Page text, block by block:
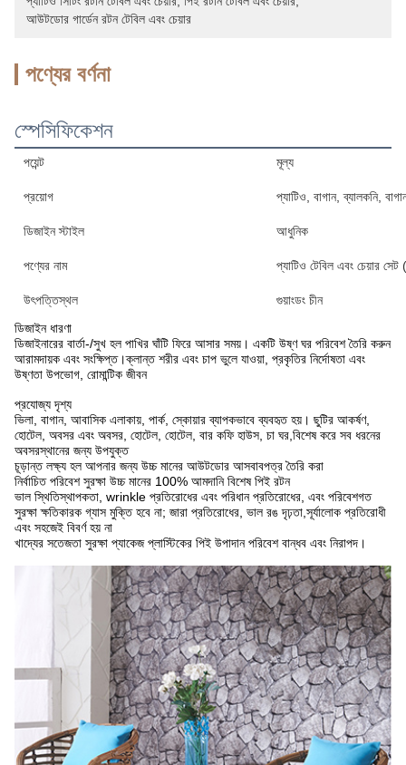
আউটডোর গার্ডেন রটন টেবিল এবং চেয়ার
পণ্যের বর্ণনা
স্পেসিফিকেশন
পয়েন্ট মূল্য
প্রয়োগ প্যাটিও, বাগান, ব্যালকনি,
ডিজাইন স্টাইল আধুনিক
পণ্যের নাম প্যাটিও টেবিল এবং চেয়ার
উৎপত্তিস্থল
গুয়াংডং চীন
ডিজাইন ধারণা
ডিজাইনারের বার্তা-/সুখ হল পাখির ঘাঁটি ফিরে আসার সময়। একটি উষ্ণ ঘর পরিবেশ তৈরি করুন
আরামদায়ক এবং সংক্ষিপ্ত।ক্লান্ত শরীর এবং চাপ ভুলে যাওয়া, প্রকৃতির নির্দোষতা এবং
উষ্ণতা উপভোগ, রোমান্টিক জীবন
প্রযোজ্য দৃশ্য
ভিলা, বাগান, আবাসিক এলাকায়, পার্ক, স্কোয়ার ব্যাপকভাবে ব্যবহৃত হয়। ছুটির আকর্ষণ,
হোটেল, অবসর এবং অবসর, হোটেল, হোটেল, বার কফি হাউস, চা ঘর,বিশেষ করে সব ধরনের
অবসরস্থানের জন্য উপযুক্ত
চূড়ান্ত লক্ষ্য হল আপনার জন্য উচ্চ মানের আউটডোর আসবাবপত্র তৈরি করা
নির্বাচিত পরিবেশ সুরক্ষা উচ্চ মানের 100% আমদানি বিশেষ পিই রটন
ভাল স্থিতিস্থাপকতা, wrinkle প্রতিরোধের এবং পরিধান প্রতিরোধের, এবং পরিবেশগত
সুরক্ষা ক্ষতিকারক গ্যাস মুক্তি হবে না; জারা প্রতিরোধের, ভাল রঙ দৃঢ়তা,সূর্যালোক প্রতিরোধী
এবং সহজেই বিবর্ণ হয় না
খাদ্যের সতেজতা সুরক্ষা প্যাকেজ প্লাস্টিকের পিই উপাদান পরিবেশ বান্ধব এবং নিরাপদ।